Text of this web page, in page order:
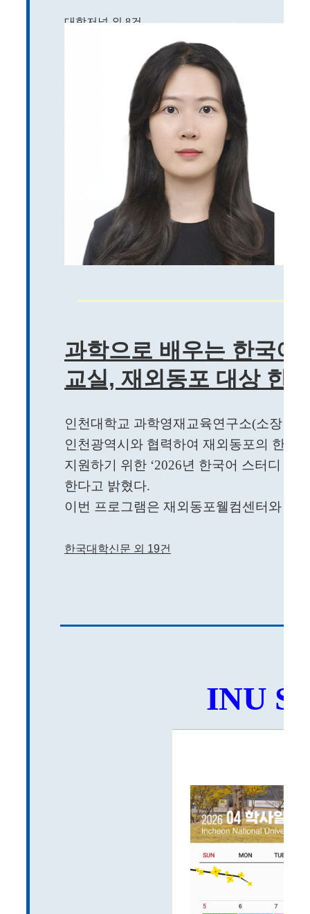
대학저널 외 8건
과학으로 배우는 한국어
교실, 재외동포 대상 한
인천대학교 과학영재교육연구소(소장 창
인천광역시와 협력하여 재외동포의 한국
지원하기 위한 ‘2026년 한국어 스터디 모
한다고 밝혔다.
이번 프로그램은 재외동포웰컴센터와 협
한국대학신문 외 19건
INU